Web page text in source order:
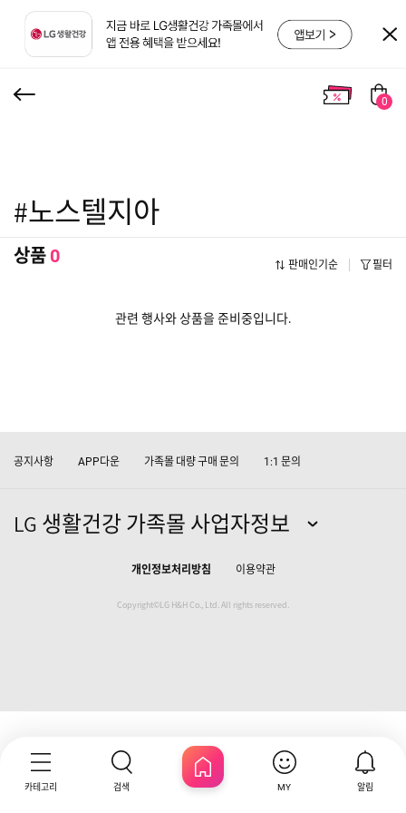
0
#노스텔지아
상품 0 판매인기순 필터
관련 행사와 상품을 준비중입니다.
공지사항 APP다운 가족몰 대량 구매 문의 1:1 문의
LG 생활건강 가족몰 사업자정보
개인정보처리방침 이용약관
Copyright©LG H&H Co., Ltd. All rights reserved.
카테고리 검색 HOME MY 알림